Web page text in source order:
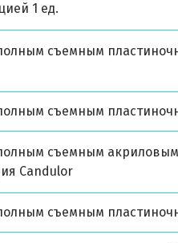
1 ед.
съемным
съемным
съемным
Candulor
съемным